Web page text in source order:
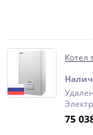
Котел
75